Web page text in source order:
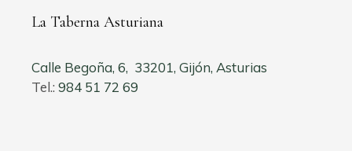
La Taberna Asturiana
Calle Begoña, 6, 33201, Gijón, Asturias
Tel.: 984 51 72 69